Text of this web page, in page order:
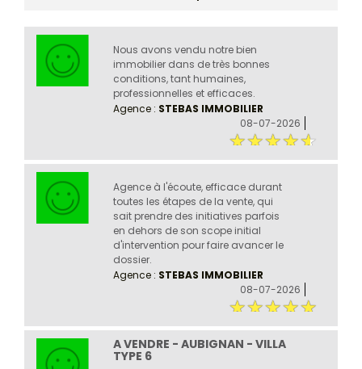
Nous avons vendu notre bien
immobilier dans de très bonnes
conditions, tant humaines,
professionnelles et efficaces.
Agence : STEBAS IMMOBILIER
08-07-2026
Agence à l'écoute, efficace durant
toutes les étapes de la vente, qui
sait prendre des initiatives parfois
en dehors de son scope initial
d'intervention pour faire avancer le
dossier.
Agence : STEBAS IMMOBILIER
08-07-2026
A VENDRE - AUBIGNAN - VILLA
TYPE 6